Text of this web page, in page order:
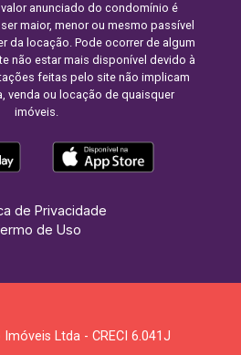
anunciado do condomínio é
maior, menor ou mesmo passível
da locação. Pode ocorrer de algum
não estar mais disponível devido à
feitas pelo site não implicam
venda ou locação de quaisquer
imóveis.
de Privacidade
de Uso
Ltda - CRECI 6.041J